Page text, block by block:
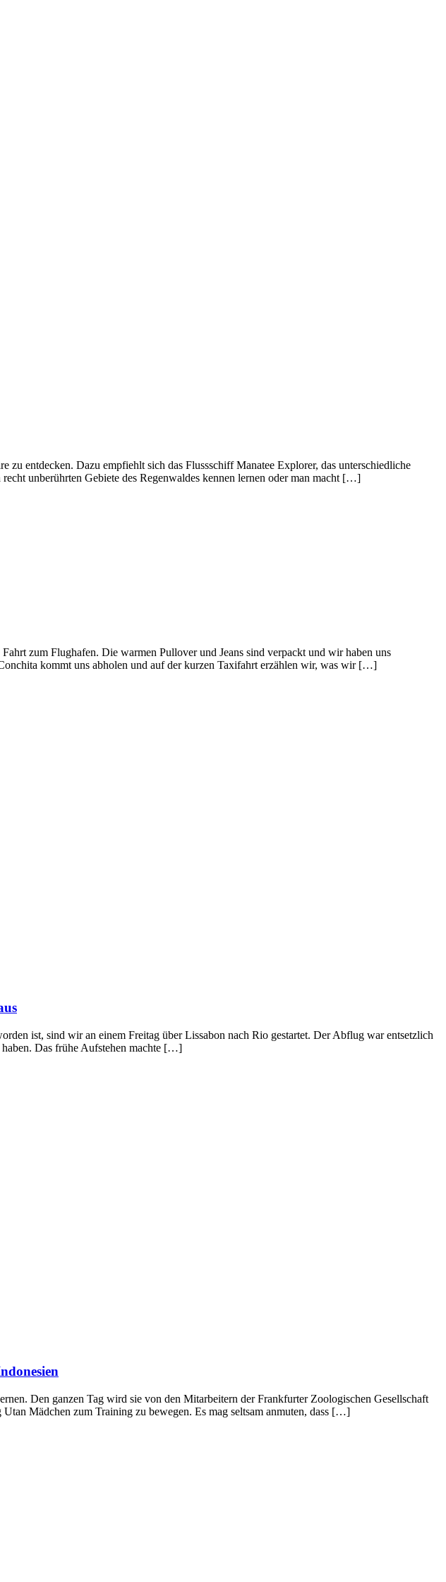
entdecken. Dazu empfiehlt sich das Flussschiff Manatee Explorer, das unterschiedliche
unberührten Gebiete des Regenwaldes kennen lernen oder man macht […]
zum Flughafen. Die warmen Pullover und Jeans sind verpackt und wir haben uns
kommt uns abholen und auf der kurzen Taxifahrt erzählen wir, was wir […]
ist, sind wir an einem Freitag über Lissabon nach Rio gestartet. Der Abflug war entsetzlich
haben. Das frühe Aufstehen machte […]
Den ganzen Tag wird sie von den Mitarbeitern der Frankfurter Zoologischen Gesellschaft
Mädchen zum Training zu bewegen. Es mag seltsam anmuten, dass […]